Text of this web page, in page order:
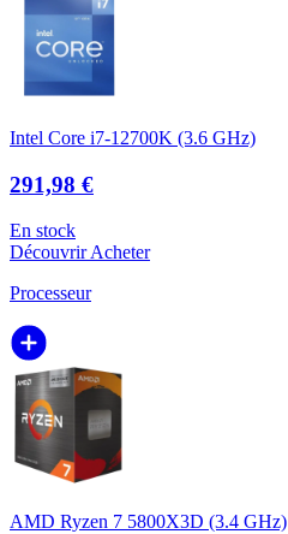
Intel Core i7-12700K (3.6 GHz)
291,98 €
En stock
DécouvrirAcheter
Processeur
AMD Ryzen 7 5800X3D (3.4 GHz)